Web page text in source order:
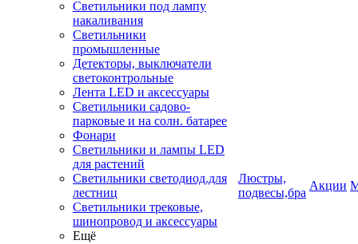
Светильники под лампу
накаливания
Светильники
промышленные
Детекторы, выключатели
светоконтрольные
Лента LED и аксессуары
Светильники садово-
парковые и на солн. батарее
Фонари
Светильники и лампы LED
для растений
Светильники светодиод.для
лестниц
Светильники трековые,
шинопровод и аксессуары
Ещё
Люстры,
подвесы,бра
Акции